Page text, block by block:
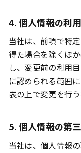
4. 個人情報の利
当社は、前項で特
得た場合を除くほ
し、変更前の利用
に認められる範囲
表の上で変更を行
5. 個人情報の第
当社は、個人情報